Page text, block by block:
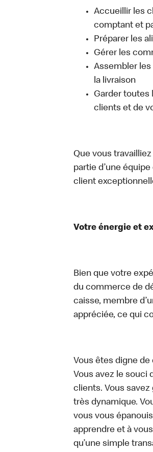
Accueillir les
comptant et
Préparer les
Gérer les
Assembler
la livraison
Garder toutes
clients et de
Que vous
partie d’une
client
Votre énergie et
Bien que votre
du commerce de
caisse, membre
appréciée, ce qui
Vous êtes digne
Vous avez le souci
clients. Vous
très dynamique.
vous vous
apprendre et à
qu’une simple